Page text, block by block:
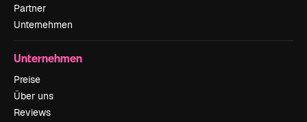
Partner
Unternehmen
Unternehmen
Preise
Über uns
Reviews